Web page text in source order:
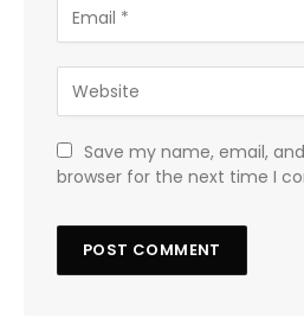
Save my name, email,
browser for the next time I